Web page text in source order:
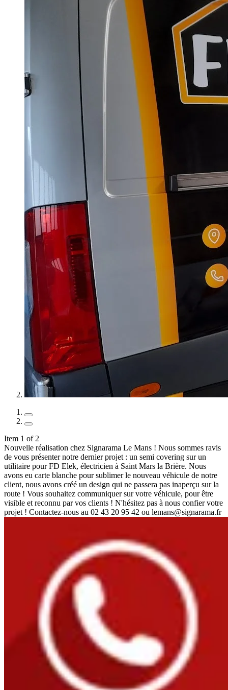
Item 1 of 2
Nouvelle réalisation chez Signarama Le Mans ! Nous sommes ravis
de vous présenter notre dernier projet : un semi covering sur un
utilitaire pour FD Elek, électricien à Saint Mars la Brière. Nous
avons eu carte blanche pour sublimer le nouveau véhicule de notre
client, nous avons créé un design qui ne passera pas inaperçu sur la
route ! Vous souhaitez communiquer sur votre véhicule, pour être
visible et reconnu par vos clients ! N'hésitez pas à nous confier votre
projet ! Contactez-nous au 02 43 20 95 42 ou lemans@signarama.fr